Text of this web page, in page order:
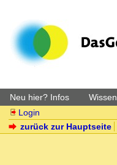
Neu hier? Infos Wissen
Login
zurück zur Hauptseite